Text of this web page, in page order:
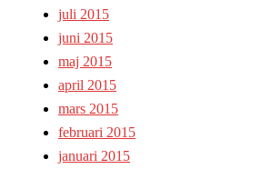
juli 2015
juni 2015
maj 2015
april 2015
mars 2015
februari 2015
januari 2015